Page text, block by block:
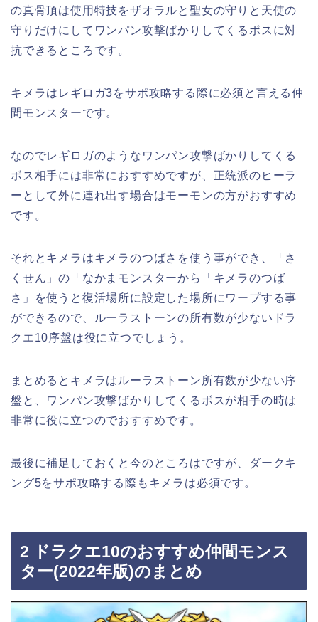
の真骨頂は使用特技をザオラルと聖女の守りと天使の
守りだけにしてワンパン攻撃ばかりしてくるボスに対
抗できるところです。
キメラはレギロガ3をサポ攻略する際に必須と言える仲
間モンスターです。
なのでレギロガのようなワンパン攻撃ばかりしてくる
ボス相手には非常におすすめですが、正統派のヒーラ
ーとして外に連れ出す場合はモーモンの方がおすすめ
です。
それとキメラはキメラのつばさを使う事ができ、「さ
くせん」の「なかまモンスターから「キメラのつば
さ」を使うと復活場所に設定した場所にワープする事
ができるので、ルーラストーンの所有数が少ないドラ
クエ10序盤は役に立つでしょう。
まとめるとキメラはルーラストーン所有数が少ない序
盤と、ワンパン攻撃ばかりしてくるボスが相手の時は
非常に役に立つのでおすすめです。
最後に補足しておくと今のところはですが、ダークキ
ング5をサポ攻略する際もキメラは必須です。
2 ドラクエ10のおすすめ仲間モンス
ター(2022年版)のまとめ